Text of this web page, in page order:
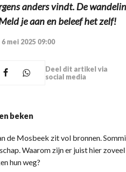
anders vindt. De
je aan en beleef het zelf!
6 mei 2025 09:00
Deel dit artikel via
social media
beken
de Mosbeek zit vol bronnen.
Waarom zijn er juist hier
hun weg?